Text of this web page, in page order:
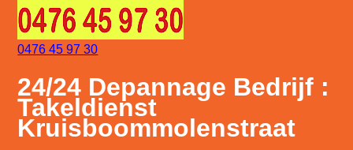
0476 45 97 30
24/24 Depannage Bedrijf :
Takeldienst
Kruisboommolenstraat